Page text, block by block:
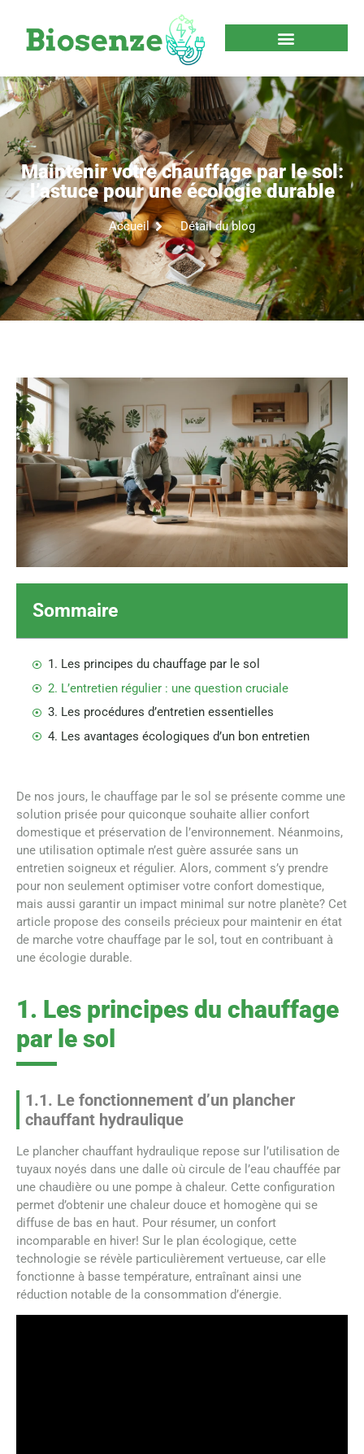
Maintenir votre chauffage par le sol:
l’astuce pour une écologie durable
Accueil Détail du blog
Sommaire
1. Les principes du chauffage par le sol
2. L’entretien régulier : une question cruciale
3. Les procédures d’entretien essentielles
4. Les avantages écologiques d’un bon entretien
De nos jours, le chauffage par le sol se présente comme une
solution prisée pour quiconque souhaite allier confort
domestique et préservation de l’environnement. Néanmoins,
une utilisation optimale n’est guère assurée sans un
entretien soigneux et régulier. Alors, comment s’y prendre
pour non seulement optimiser votre confort domestique,
mais aussi garantir un impact minimal sur notre planète? Cet
article propose des conseils précieux pour maintenir en état
de marche votre chauffage par le sol, tout en contribuant à
une écologie durable.
1. Les principes du chauffage
par le sol
1.1. Le fonctionnement d’un plancher
chauffant hydraulique
Le plancher chauffant hydraulique repose sur l’utilisation de
tuyaux noyés dans une dalle où circule de l’eau chauffée par
une chaudière ou une pompe à chaleur. Cette configuration
permet d’obtenir une chaleur douce et homogène qui se
diffuse de bas en haut. Pour résumer, un confort
incomparable en hiver! Sur le plan écologique, cette
technologie se révèle particulièrement vertueuse, car elle
fonctionne à basse température, entraînant ainsi une
réduction notable de la consommation d’énergie.